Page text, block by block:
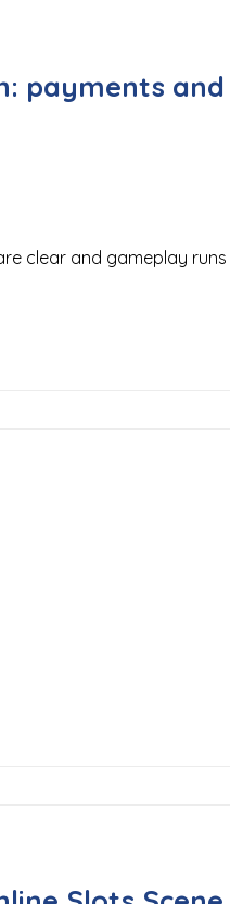
payments and
clear and gameplay runs